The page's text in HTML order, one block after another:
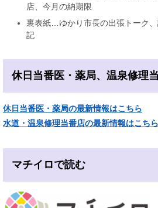
店、今月の納期限
裏表紙…ゆかり市長の出張トーク
記
休日当番医・薬局、温泉修理
休日当番医・薬局の最新情報はこちら
水道・温泉修理当番店の最新情報はこちら
マチイロで読む